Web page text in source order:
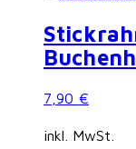
7,90 €
inkl. MwSt.